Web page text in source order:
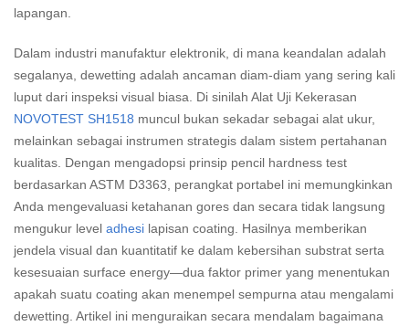
lapangan.
Dalam industri manufaktur elektronik, di mana keandalan adalah
segalanya, dewetting adalah ancaman diam-diam yang sering kali
luput dari inspeksi visual biasa. Di sinilah Alat Uji Kekerasan
NOVOTEST SH1518 muncul bukan sekadar sebagai alat ukur,
melainkan sebagai instrumen strategis dalam sistem pertahanan
kualitas. Dengan mengadopsi prinsip pencil hardness test
berdasarkan ASTM D3363, perangkat portabel ini memungkinkan
Anda mengevaluasi ketahanan gores dan secara tidak langsung
mengukur level adhesi lapisan coating. Hasilnya memberikan
jendela visual dan kuantitatif ke dalam kebersihan substrat serta
kesesuaian surface energy—dua faktor primer yang menentukan
apakah suatu coating akan menempel sempurna atau mengalami
dewetting. Artikel ini menguraikan secara mendalam bagaimana